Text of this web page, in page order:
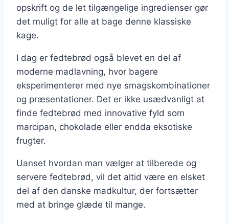
opskrift og de let tilgængelige ingredienser gør
det muligt for alle at bage denne klassiske
kage.
I dag er fedtebrød også blevet en del af
moderne madlavning, hvor bagere
eksperimenterer med nye smagskombinationer
og præsentationer. Det er ikke usædvanligt at
finde fedtebrød med innovative fyld som
marcipan, chokolade eller endda eksotiske
frugter.
Uanset hvordan man vælger at tilberede og
servere fedtebrød, vil det altid være en elsket
del af den danske madkultur, der fortsætter
med at bringe glæde til mange.